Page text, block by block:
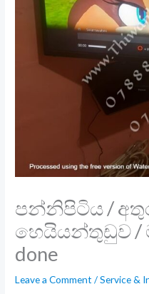
පන්නිපිටිය /
හෙයියන්තුඩුව /
done
Leave a Comment /Service &